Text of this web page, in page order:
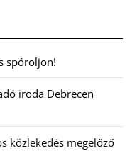
spóroljon!
iroda Debrecen
közlekedés megelőző